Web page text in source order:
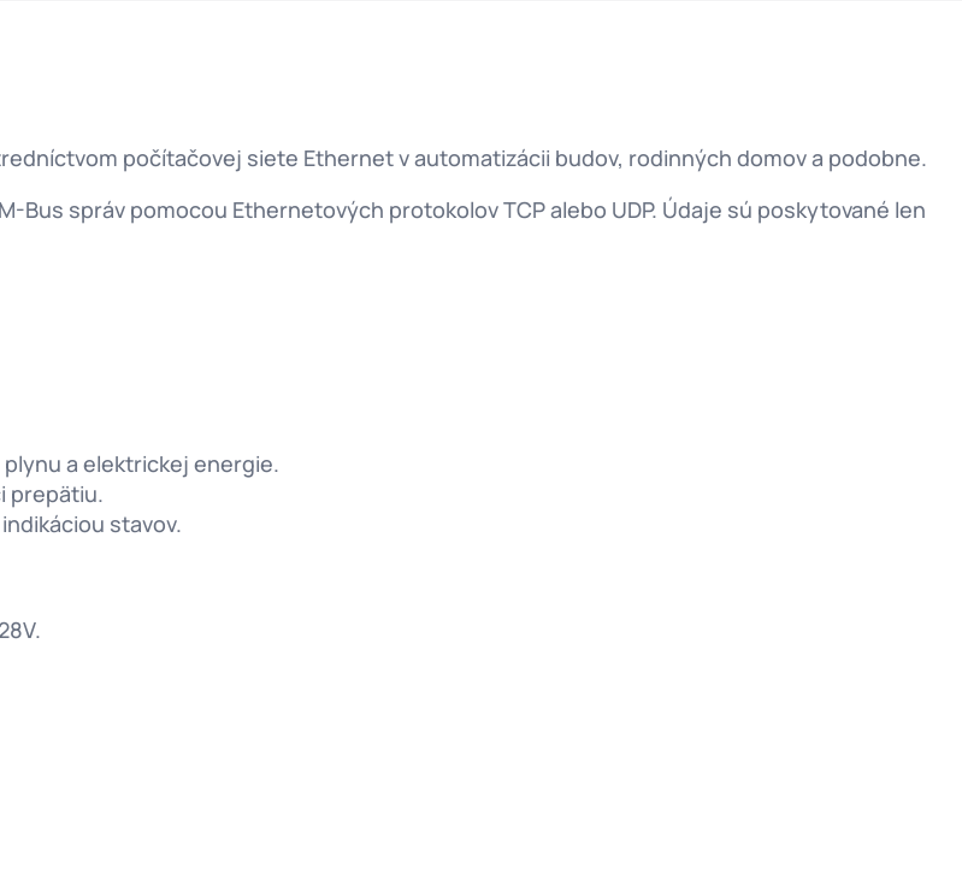
počítačovej siete Ethernet v automatizácii budov, rodinných domov a podobne.
správ pomocou Ethernetových protokolov TCP alebo UDP. Údaje sú poskytované len
a elektrickej energie.
prepätiu.
stavov.